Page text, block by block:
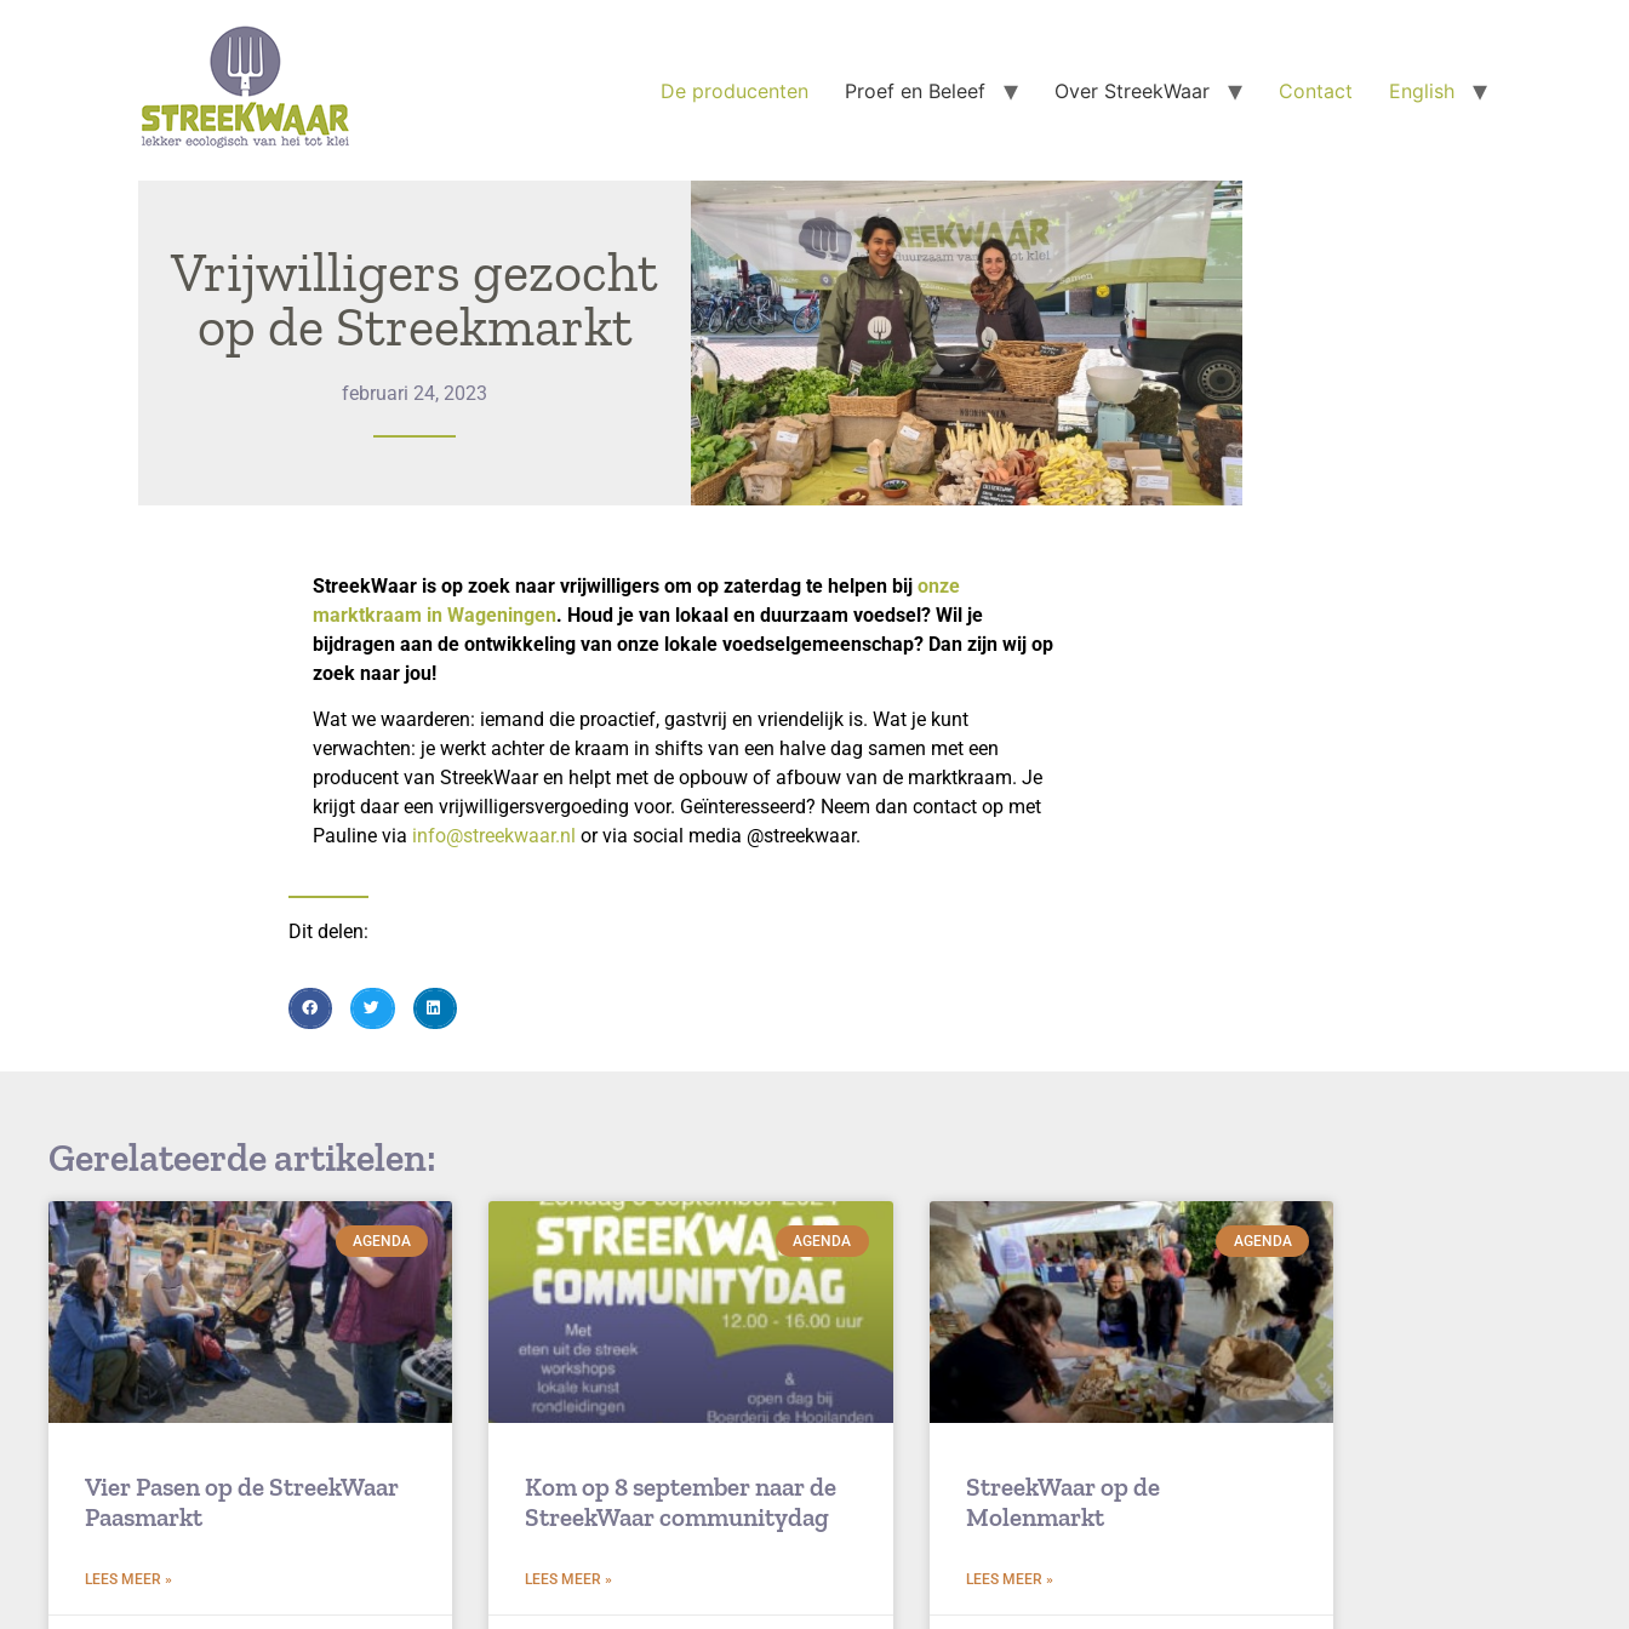
De producenten Proef en Beleef Over StreekWaar Contact English
Vrijwilligers gezocht
op de Streekmarkt
februari 24, 2023
StreekWaar is op zoek naar vrijwilligers om op zaterdag te helpen bij onze
marktkraam in Wageningen. Houd je van lokaal en duurzaam voedsel? Wil je
bijdragen aan de ontwikkeling van onze lokale voedselgemeenschap? Dan zijn wij op
zoek naar jou!
Wat we waarderen: iemand die proactief, gastvrij en vriendelijk is. Wat je kunt
verwachten: je werkt achter de kraam in shifts van een halve dag samen met een
producent van StreekWaar en helpt met de opbouw of afbouw van de marktkraam. Je
krijgt daar een vrijwilligersvergoeding voor. Geïnteresseerd? Neem dan contact op met
Pauline via info@streekwaar.nl or via social media @streekwaar.
Dit delen:
Gerelateerde artikelen:
AGENDA
Vier Pasen op de StreekWaar
Paasmarkt
LEES MEER »
AGENDA
Kom op 8 september naar de
StreekWaar communitydag
LEES MEER »
AGENDA
StreekWaar op de
Molenmarkt
LEES MEER »